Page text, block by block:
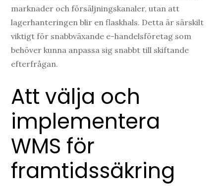
marknader och försäljningskanaler, utan att
lagerhanteringen blir en flaskhals. Detta är särskilt
viktigt för snabbväxande e-handelsföretag som
behöver kunna anpassa sig snabbt till skiftande
efterfrågan.
Att välja och
implementera
WMS för
framtidssäkring